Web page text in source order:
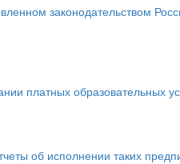
законодательством
платных образовательных
об исполнении таких